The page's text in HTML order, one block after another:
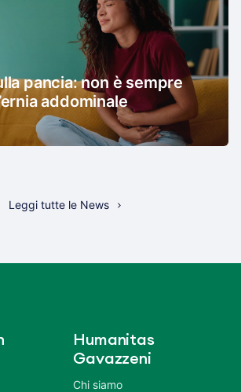
pancia: non è sempre
addominale
Leggi tutte le News
Humanitas
Gavazzeni
Chi siamo